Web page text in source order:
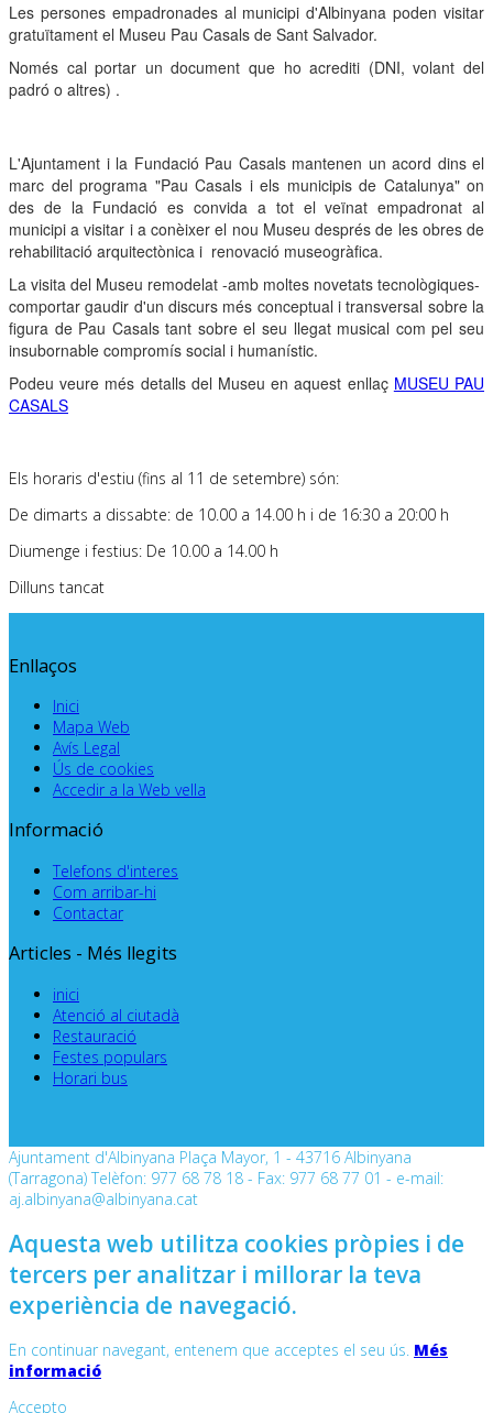
Les persones empadronades al municipi d'Albinyana poden visitar
gratuïtament el Museu Pau Casals de Sant Salvador.
Només cal portar un document que ho acrediti (DNI, volant del
padró o altres) .
L'Ajuntament i la Fundació Pau Casals mantenen un acord dins el
marc del programa "Pau Casals i els municipis de Catalunya" on
des de la Fundació es convida a tot el veïnat empadronat al
municipi a visitar i a conèixer el nou Museu després de les obres de
rehabilitació arquitectònica i renovació museogràfica.
La visita del Museu remodelat -amb moltes novetats tecnològiques-
comportar gaudir d'un discurs més conceptual i transversal sobre la
figura de Pau Casals tant sobre el seu llegat musical com pel seu
insubornable compromís social i humanístic.
Podeu veure més detalls del Museu en aquest enllaç MUSEU PAU
CASALS
Els horaris d'estiu (fins al 11 de setembre) són:
De dimarts a dissabte: de 10.00 a 14.00 h i de 16:30 a 20:00 h
Diumenge i festius: De 10.00 a 14.00 h
Dilluns tancat
Enllaços
Inici
Mapa Web
Avís Legal
Ús de cookies
Accedir a la Web vella
Informació
Telefons d'interes
Com arribar-hi
Contactar
Articles - Més llegits
inici
Atenció al ciutadà
Restauració
Festes populars
Horari bus
Ajuntament d'Albinyana Plaça Mayor, 1 - 43716 Albinyana
(Tarragona) Telèfon: 977 68 78 18 - Fax: 977 68 77 01 - e-mail:
aj.albinyana@albinyana.cat
Aquesta web utilitza cookies pròpies i de
tercers per analitzar i millorar la teva
experiència de navegació.
En continuar navegant, entenem que acceptes el seu ús. Més
informació
Accepto